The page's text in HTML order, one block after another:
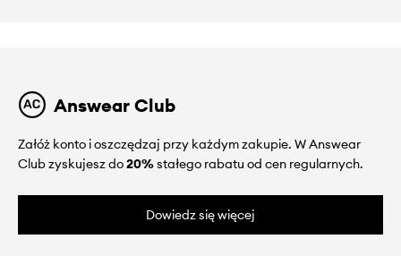
Answear Club
Załóż konto i oszczędzaj przy każdym zakupie. W Answear
Club zyskujesz do20%stałego rabatu od cen regularnych.
Dowiedz się więcej